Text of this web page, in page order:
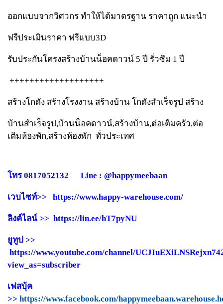
ออกแบบจากวิศวกร ทำให้ได้มาตรฐาน ราคาถูก แนะนำ
ฟรีประเมินราคา ฟรีแบบ3D
รับประกันโครงสร้างบ้านน็อคดาวน์ 5 ปี รั่วซึม 1 ปี
+++++++++++++++++++
สร้างโกดัง สร้างโรงงาน สร้างบ้าน โกดังสำเร็จรูป สร้าง
บ้านสำเร็จรูป,บ้านน็อคดาวน์,สร้างบ้าน,ต่อเติมครัว,ต่อ
เติมห้องพัก,สร้างห้องพัก ทั่วประเทศ
โทร 0817052132 Line : @happymeebaan
เวบไซท์>> https://www.happy-warehouse.com/
ลิงค์ไลน์ >> https://lin.ee/hT7pyNU
ยูทูป >>
https://www.youtube.com/channel/
view_as=subscriber
เฟสบุ้ค
>> https://www.facebook.com/